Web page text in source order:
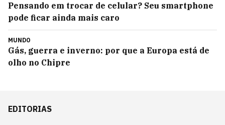
Pensando em trocar de celular? Seu smartphone
pode ficar ainda mais caro
MUNDO
Gás, guerra e inverno: por que a Europa está de
olho no Chipre
EDITORIAS